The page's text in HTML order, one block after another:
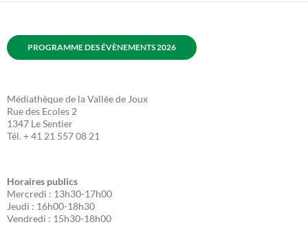
PROGRAMME DES ÉVÈNEMENTS 2026
Médiathèque de la Vallée de Joux
Rue des Ecoles 2
1347 Le Sentier
Tél. + 41 21 557 08 21
Horaires publics
Mercredi : 13h30-17h00
Jeudi : 16h00-18h30
Vendredi : 15h30-18h00